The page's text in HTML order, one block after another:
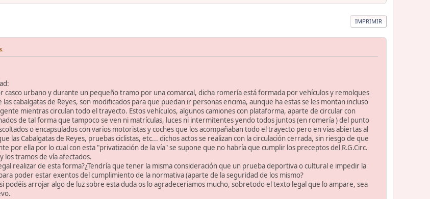
IMPRIMIR
casco urbano y durante un pequeño tramo por una comarcal, dicha romería está formada por vehículos y remolques
cabalgatas de Reyes, son modificados para que puedan ir personas encima, aunque ha estas se les montan incluso
mientras circulan todo el trayecto. Estos vehículos, algunos camiones con plataforma, aparte de circular con
de tal forma que tampoco se ven ni matrículas, luces ni intermitentes yendo todos juntos (en romería ) del punto
o encapsulados con varios motoristas y coches que los acompañaban todo el trayecto pero en vías abiertas al
las Cabalgatas de Reyes, pruebas ciclistas, etc... dichos actos se realizan con la circulación cerrada, sin riesgo de que
por ella por lo cual con esta "privatización de la vía" se supone que no habría que cumplir los preceptos del R.G.Circ.
los tramos de vía afectados.
realizar de esta forma?¿Tendría que tener la misma consideración que un prueba deportiva o cultural e impedir la
poder estar exentos del cumplimiento de la normativa (aparte de la seguridad de los mismo?
podéis arrojar algo de luz sobre esta duda os lo agradeceríamos mucho, sobretodo el texto legal que lo ampare, sea